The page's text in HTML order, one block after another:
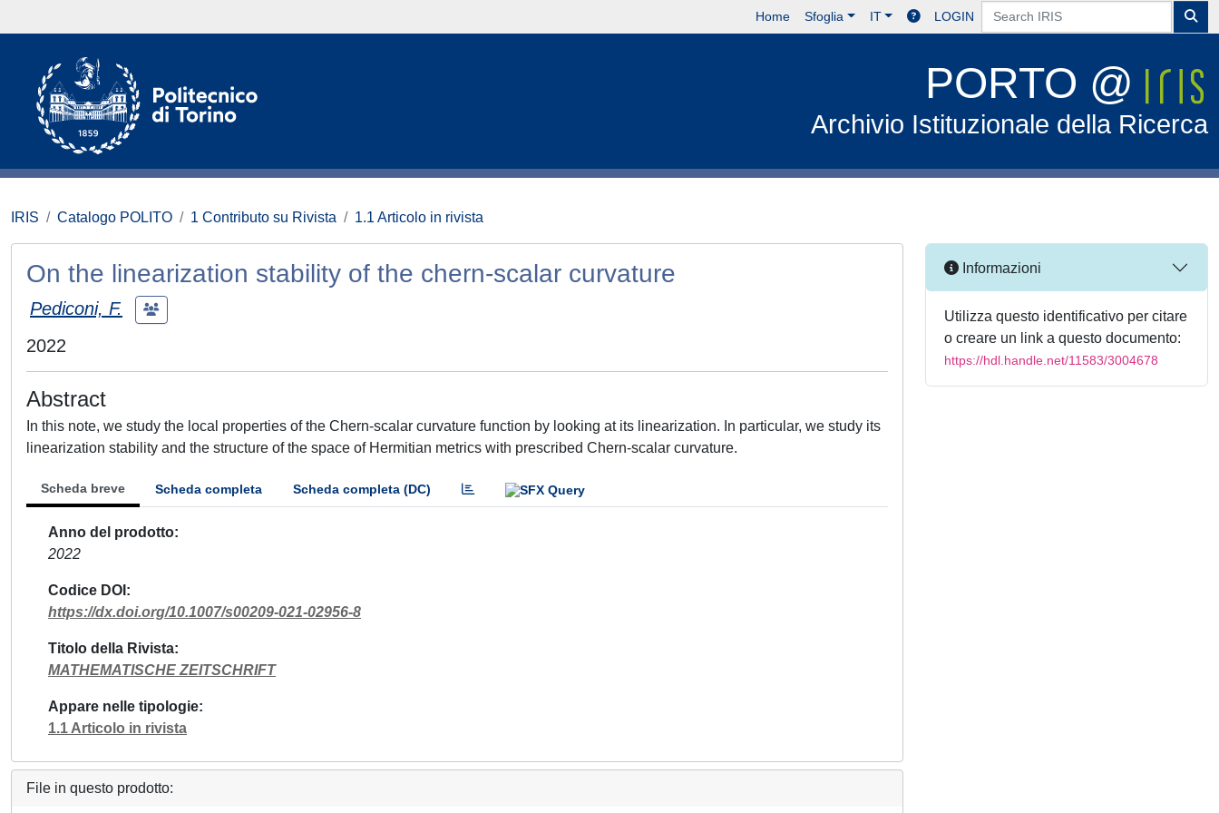
Home Sfoglia IT LOGIN
PORTO @
Archivio Istituzionale della Ricerca
IRIS Catalogo POLITO 1 Contributo su Rivista 1.1 Articolo in rivista
On the linearization stability of the chern-scalar curvature
Pediconi, F.
2022
Abstract
In this note, we study the local properties of the Chern-scalar curvature function by looking at its linearization. In particular, we study its
linearization stability and the structure of the space of Hermitian metrics with prescribed Chern-scalar curvature.
Scheda breve Scheda completa Scheda completa (DC)
Anno del prodotto
2022
Codice DOI
https://dx.doi.org/10.1007/s00209-021-02956-8
Titolo della Rivista
MATHEMATISCHE ZEITSCHRIFT
Appare nelle tipologie
1.1 Articolo in rivista
File in questo prodotto:
Informazioni
Utilizza questo identificativo per citare
o creare un link a questo documento:
https://hdl.handle.net/11583/3004678